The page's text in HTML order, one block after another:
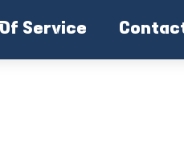
Service